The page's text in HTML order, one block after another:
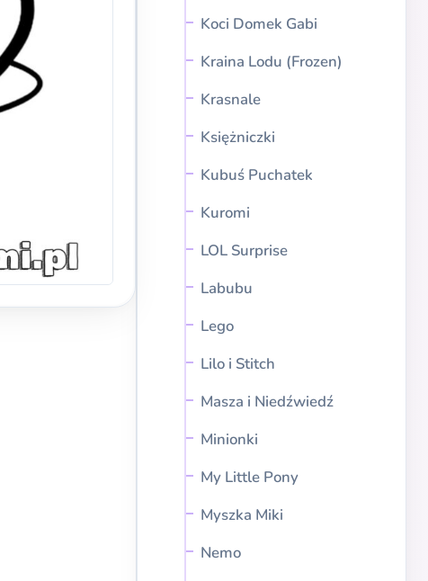
Koci Domek Gabi
Kraina Lodu (Frozen)
Krasnale
Księżniczki
Kubuś Puchatek
Kuromi
LOL Surprise
Labubu
Lego
Lilo i Stitch
Masza i Niedźwiedź
Minionki
My Little Pony
Myszka Miki
Nemo